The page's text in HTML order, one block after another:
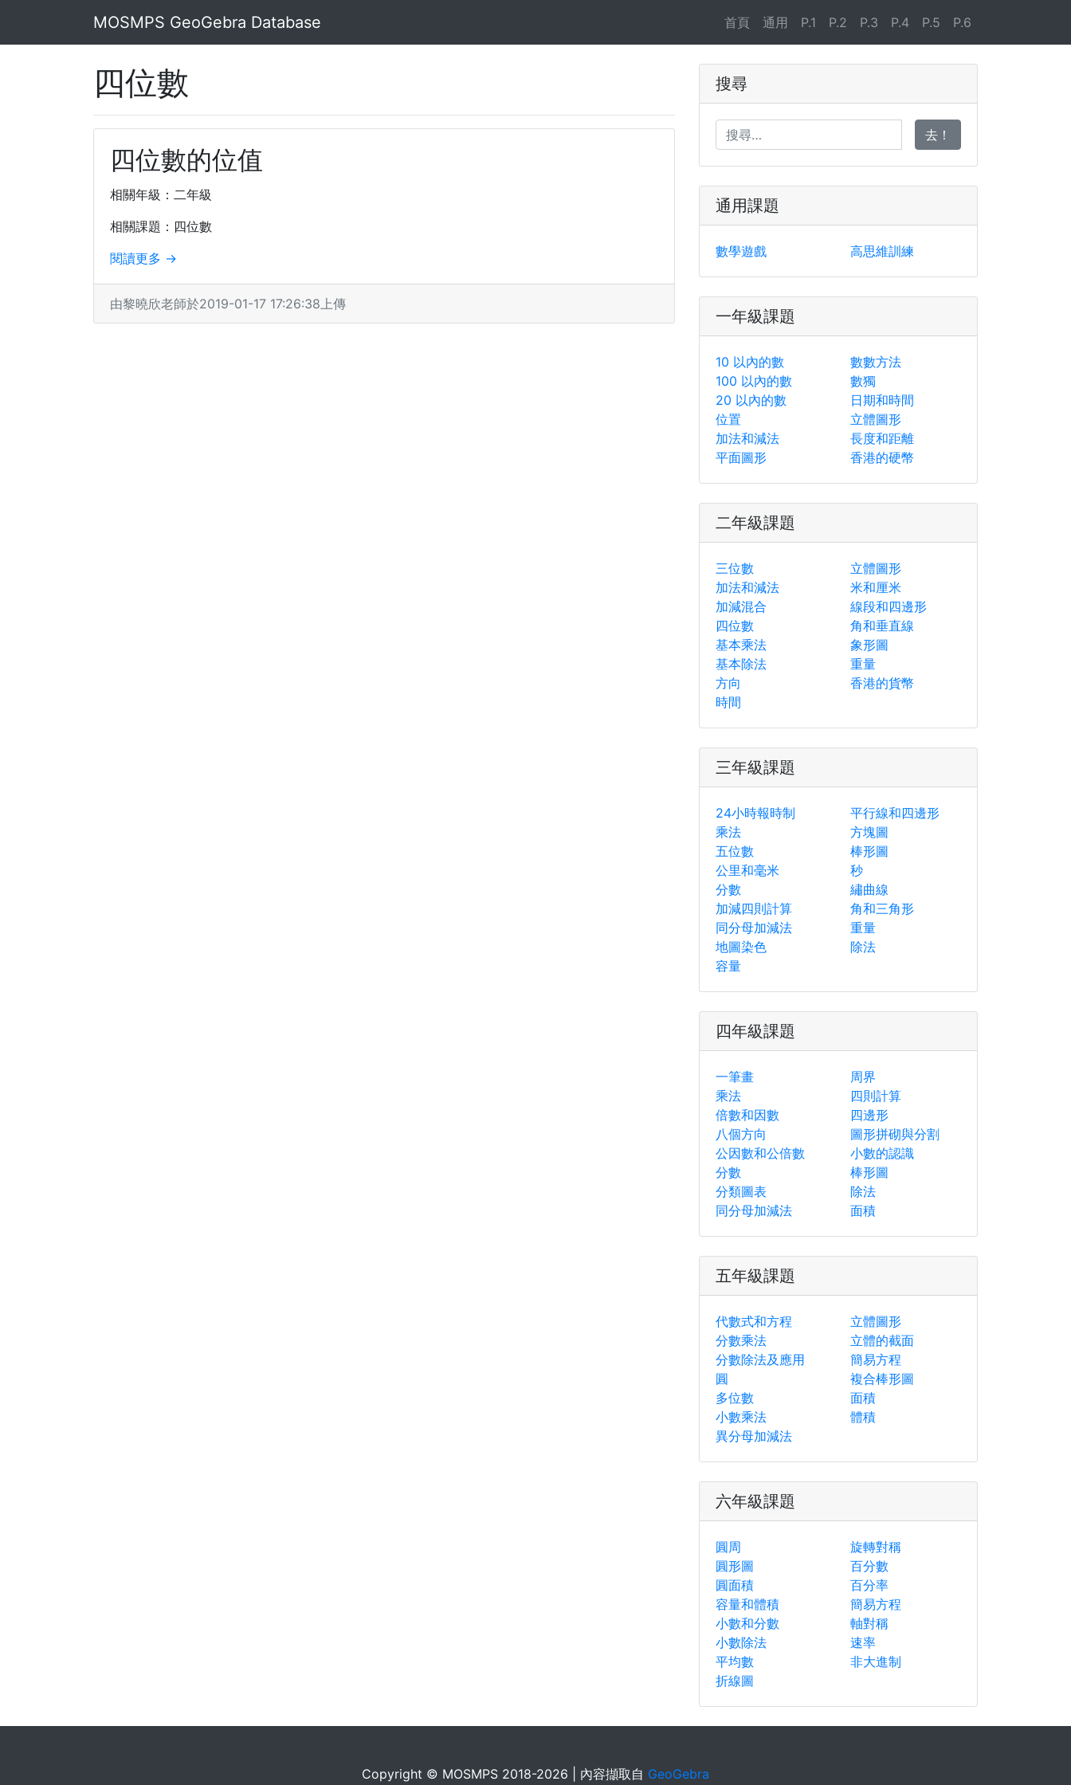
MOSMPS GeoGebra Database 首頁 通用 P.1 P.2 P.3 P.4 P.5 P.6
四位數
四位數的位值
相關年級：二年級
相關課題：四位數
閱讀更多 →
由黎曉欣老師於2019-01-17 17:26:38上傳
搜尋
去！
通用課題
數學遊戲 高思維訓練
一年級課題
10 以內的數
100 以內的數
20 以內的數
位置
加法和減法
平面圖形
數數方法
數獨
日期和時間
立體圖形
長度和距離
香港的硬幣
二年級課題
三位數
加法和減法
加減混合
四位數
基本乘法
基本除法
方向
時間
立體圖形
米和厘米
線段和四邊形
角和垂直線
象形圖
重量
香港的貨幣
三年級課題
24小時報時制
乘法
五位數
公里和毫米
分數
加減四則計算
同分母加減法
地圖染色
容量
平行線和四邊形
方塊圖
棒形圖
秒
繡曲線
角和三角形
重量
除法
四年級課題
一筆畫
乘法
倍數和因數
八個方向
公因數和公倍數
分數
分類圖表
同分母加減法
周界
四則計算
四邊形
圖形拼砌與分割
小數的認識
棒形圖
除法
面積
五年級課題
代數式和方程
分數乘法
分數除法及應用
圓
多位數
小數乘法
異分母加減法
立體圖形
立體的截面
簡易方程
複合棒形圖
面積
體積
六年級課題
圓周
圓形圖
圓面積
容量和體積
小數和分數
小數除法
平均數
折線圖
旋轉對稱
百分數
百分率
簡易方程
軸對稱
速率
非大進制
Copyright © MOSMPS 2018-2026 | 內容擷取自 GeoGebra